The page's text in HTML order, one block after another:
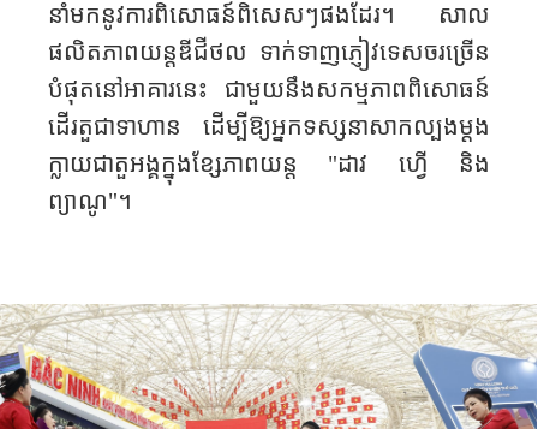
នាំមកនូវការ​ពិសោធន៍ពិសេស​ៗ​ផងដែរ។ សាល
ផលិតភាពយន្តឌីជីថល ទាក់ទាញភ្ញៀវទេសចរច្រើន
បំផុតនៅ​អាគារនេះ ជាមួយនឹងសកម្មភាព​ពិសោធន៍​
ដើរតួជា​ទាហាន ដើម្បីឱ្យអ្នកទស្សនា​សាកល្បងម្ដង
ក្លាយជា​តួអង្គ​ក្នុងខ្សែភាពយន្ត "ដាវ ហ្វើ និង
ព្យាណូ"។